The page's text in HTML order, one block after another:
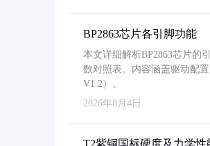
BP2863芯片各引脚功能
本文详细解析BP2863芯片的
数对照表。内容涵盖驱动配
V1.2）。
2026年8月4日
T2紫铜国标硬度及力学性